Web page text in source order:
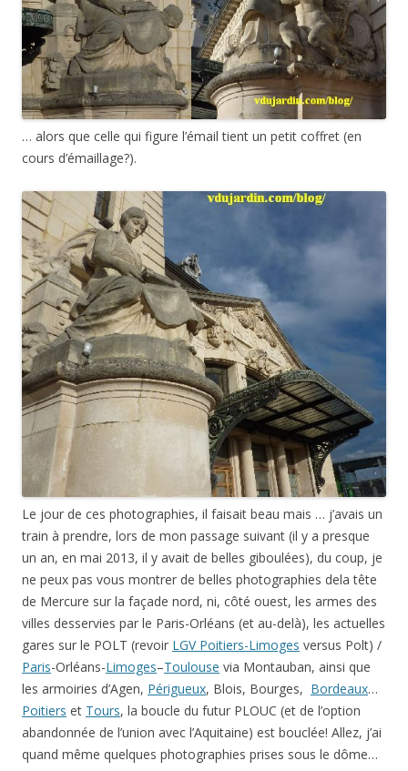
… alors que celle qui figure l’émail tient un petit coffret (en
cours d’émaillage?).
Le jour de ces photographies, il faisait beau mais … j’avais un
train à prendre, lors de mon passage suivant (il y a presque
un an, en mai 2013, il y avait de belles giboulées), du coup, je
ne peux pas vous montrer de belles photographies dela tête
de Mercure sur la façade nord, ni, côté ouest, les armes des
villes desservies par le Paris-Orléans (et au-delà), les actuelles
gares sur le POLT (revoir LGV Poitiers-Limoges versus Polt) /
Paris-Orléans-Limoges–Toulouse via Montauban, ainsi que
les armoiries d’Agen, Périgueux, Blois, Bourges, Bordeaux…
Poitiers et Tours, la boucle du futur PLOUC (et de l’option
abandonnée de l’union avec l’Aquitaine) est bouclée! Allez, j’ai
quand même quelques photographies prises sous le dôme…